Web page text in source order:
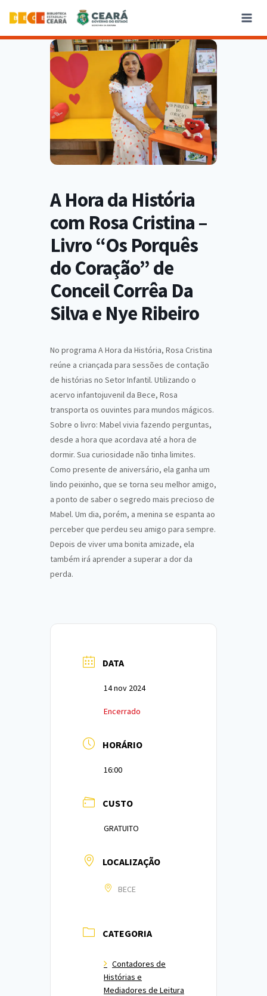
A Hora da História
com Rosa Cristina –
Livro “Os Porquês
do Coração” de
Conceil Corrêa Da
Silva e Nye Ribeiro
No programa A Hora da História, Rosa Cristina
reúne a criançada para sessões de contação
de histórias no Setor Infantil. Utilizando o
acervo infantojuvenil da Bece, Rosa
transporta os ouvintes para mundos mágicos.
Sobre o livro: Mabel vivia fazendo perguntas,
desde a hora que acordava até a hora de
dormir. Sua curiosidade não tinha limites.
Como presente de aniversário, ela ganha um
lindo peixinho, que se torna seu melhor amigo,
a ponto de saber o segredo mais precioso de
Mabel. Um dia, porém, a menina se espanta ao
perceber que perdeu seu amigo para sempre.
Depois de viver uma bonita amizade, ela
também irá aprender a superar a dor da
perda.
DATA
14 nov 2024
Encerrado
HORÁRIO
16:00
CUSTO
GRATUITO
LOCALIZAÇÃO
BECE
CATEGORIA
Contadores de
Histórias e
Mediadores de Leitura